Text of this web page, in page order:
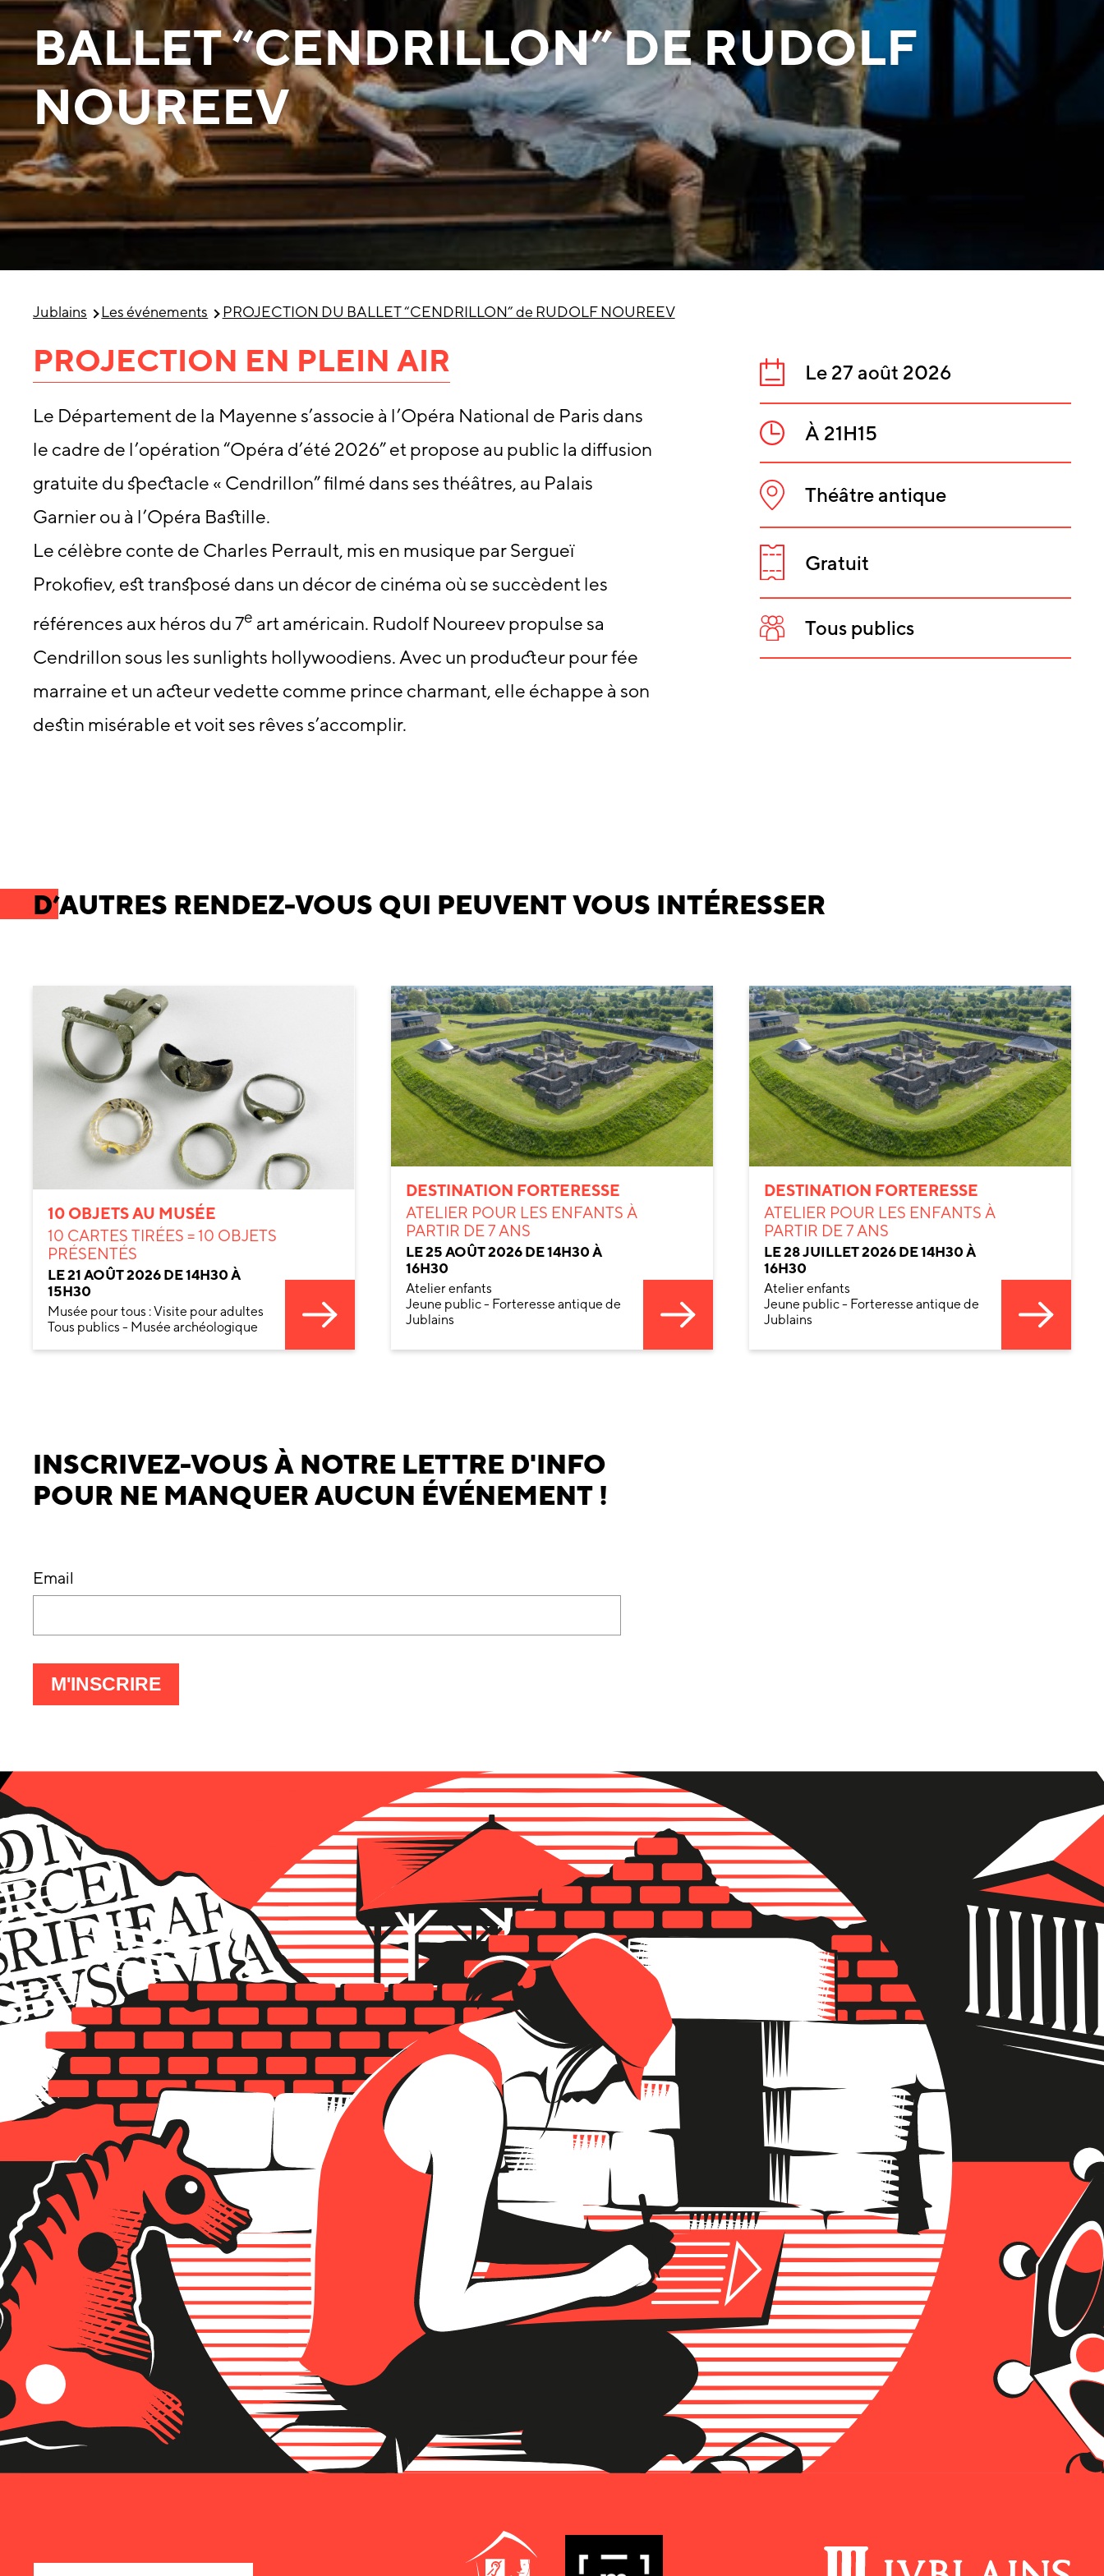
Jublains Les événements PROJECTION DU BALLET “CENDRILLON” de RUDOLF NOUREEV
BALLET “CENDRILLON” DE RUDOLF
NOUREEV
Date
:
Le 27 août 2026
Heure
:
À 21H15
Lieu
:
Théâtre antique
Tarifs
:
Gratuit
Public
:
Tous publics
PROJECTION EN PLEIN AIR
Le Département de la Mayenne s’associe à l’Opéra National de Paris dans
le cadre de l’opération “Opéra d’été 2026” et propose au public la diffusion
gratuite du spectacle « Cendrillon” filmé dans ses théâtres, au Palais
Garnier ou à l’Opéra Bastille.
Le célèbre conte de Charles Perrault, mis en musique par Sergueï
Prokofiev, est transposé dans un décor de cinéma où se succèdent les
références aux héros du 7e art américain. Rudolf Noureev propulse sa
Cendrillon sous les sunlights hollywoodiens. Avec un producteur pour fée
marraine et un acteur vedette comme prince charmant, elle échappe à son
destin misérable et voit ses rêves s’accomplir.
D’AUTRES RENDEZ-VOUS QUI PEUVENT VOUS INTÉRESSER
10 OBJETS AU MUSÉE
10 CARTES TIRÉES = 10 OBJETS
PRÉSENTÉS
LE 21 AOÛT 2026 DE 14H30 À
15H30
Musée pour tous : Visite pour adultes
Tous publics - Musée archéologique
DESTINATION FORTERESSE
ATELIER POUR LES ENFANTS À
PARTIR DE 7 ANS
LE 25 AOÛT 2026 DE 14H30 À
16H30
Atelier enfants
Jeune public - Forteresse antique de
Jublains
DESTINATION FORTERESSE
ATELIER POUR LES ENFANTS À
PARTIR DE 7 ANS
LE 28 JUILLET 2026 DE 14H30 À
16H30
Atelier enfants
Jeune public - Forteresse antique de
Jublains
INSCRIVEZ-VOUS À NOTRE LETTRE D'INFO
POUR NE MANQUER AUCUN ÉVÉNEMENT !
Email
M'INSCRIREÀ
LA